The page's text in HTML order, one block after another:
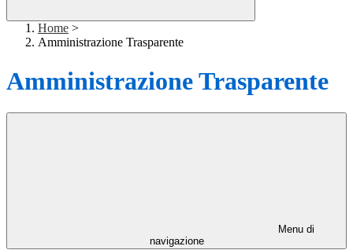
Home >
Amministrazione Trasparente
Amministrazione Trasparente
Menu di
navigazione